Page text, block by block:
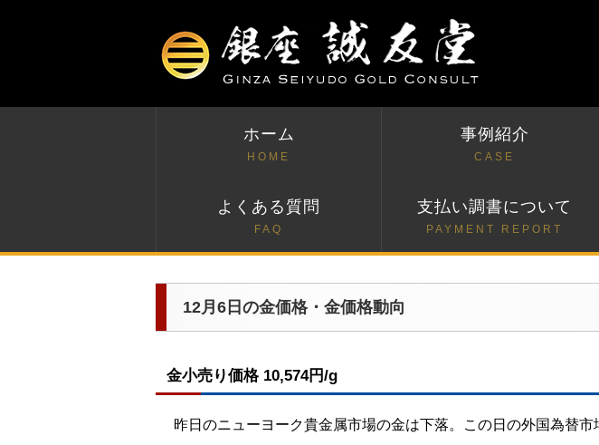
ホーム
HOME
事例紹介
CASE
よくある質問
FAQ
支払い調書について
PAYMENT REPORT
12月6日の金価格・金価格動向
金小売り価格 10,574円/g
昨日のニューヨーク貴金属市場の金は下落。この日の外国為替